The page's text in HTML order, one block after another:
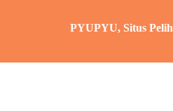
PYUPYU, Situs Peliharaan